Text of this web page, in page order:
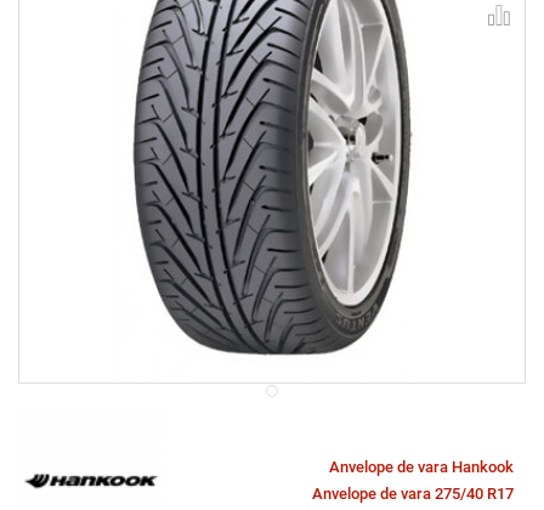
Anvelope de vara Hankook
Anvelope de vara 275/40 R17